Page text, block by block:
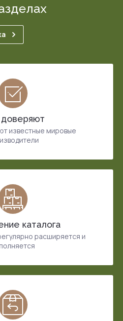
известные мировые
каталога
расширяется и